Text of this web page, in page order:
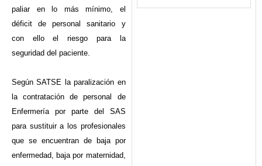
paliar en lo más mínimo, el
déficit de personal sanitario y
con ello el riesgo para la
seguridad del paciente.
Según SATSE la paralización en
la contratación de personal de
Enfermería por parte del SAS
para sustituir a los profesionales
que se encuentran de baja por
enfermedad, baja por maternidad,